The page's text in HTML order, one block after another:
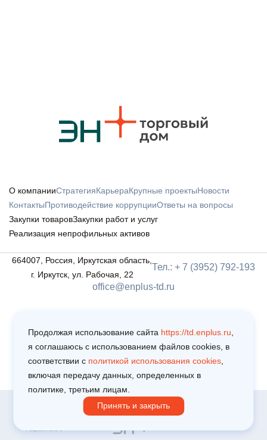
О компанииСтратегияКарьераКрупные проектыНовости
КонтактыПротиводействие коррупцииОтветы на вопросы
Закупки товаровЗакупки работ и услуг
Реализация непрофильных активов
664007, Россия, Иркутская область,
г. Иркутск, ул. Рабочая, 22
Тел.: + 7 (3952) 792-193
office@enplus-td.ru
Политика обработки персональных данных Пользовательское соглашение
Разработано в
Продолжая использование сайта https://td.enplus.ru
я соглашаюсь c использованием файлов cookies, в
соответствии c политикой использования cookies
включая передачу данных, определенных в
политике, третьим лицам.
Принять и закрыть